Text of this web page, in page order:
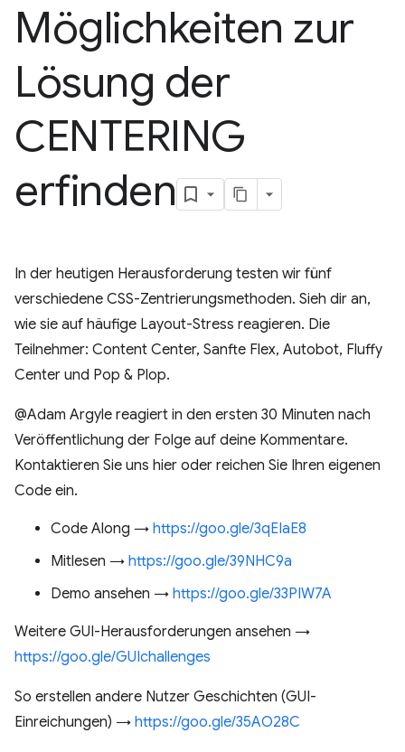
Möglichkeiten zur
Lösung der
CENTERING
erfinden
In der heutigen Herausforderung testen wir fünf
verschiedene CSS-Zentrierungsmethoden. Sieh dir an,
wie sie auf häufige Layout-Stress reagieren. Die
Teilnehmer: Content Center, Sanfte Flex, Autobot, Fluffy
Center und Pop & Plop.
@Adam Argyle reagiert in den ersten 30 Minuten nach
Veröffentlichung der Folge auf deine Kommentare.
Kontaktieren Sie uns hier oder reichen Sie Ihren eigenen
Code ein.
Code Along → https://goo.gle/3qEIaE8
Mitlesen → https://goo.gle/39NHC9a
Demo ansehen → https://goo.gle/33PIW7A
Weitere GUI-Herausforderungen ansehen →
https://goo.gle/GUIchallenges
So erstellen andere Nutzer Geschichten (GUI-
Einreichungen) → https://goo.gle/35AO28C